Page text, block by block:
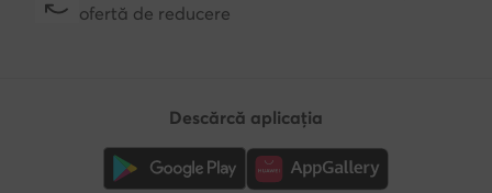
ofertă de reducere
Descărcă aplicația